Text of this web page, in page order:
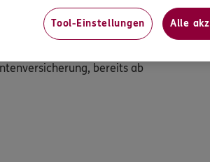
Kindes. Regelmäßiges
bereits ab
Tool-Einstellungen Alle